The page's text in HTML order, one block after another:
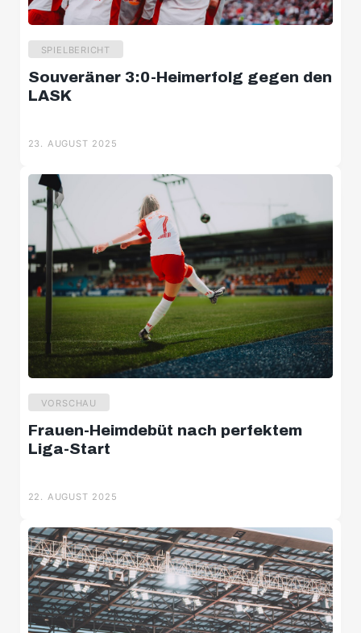
SPIELBERICHT
Souveräner 3:0-Heimerfolg gegen den
LASK
23. AUGUST 2025
VORSCHAU
Frauen-Heimdebüt nach perfektem
Liga-Start
22. AUGUST 2025